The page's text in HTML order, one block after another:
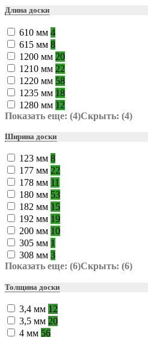
Длина доски
610 мм 4
615 мм 8
1200 мм 20
1210 мм 22
1220 мм 58
1235 мм 18
1280 мм 12
Показать еще: (4)Скрыть: (4)
Ширина доски
123 мм 8
177 мм 22
178 мм 11
180 мм 53
182 мм 15
192 мм 19
200 мм 10
305 мм 1
308 мм 3
Показать еще: (6)Скрыть: (6)
Толщина доски
3,4 мм 12
3,5 мм 20
4 мм 56